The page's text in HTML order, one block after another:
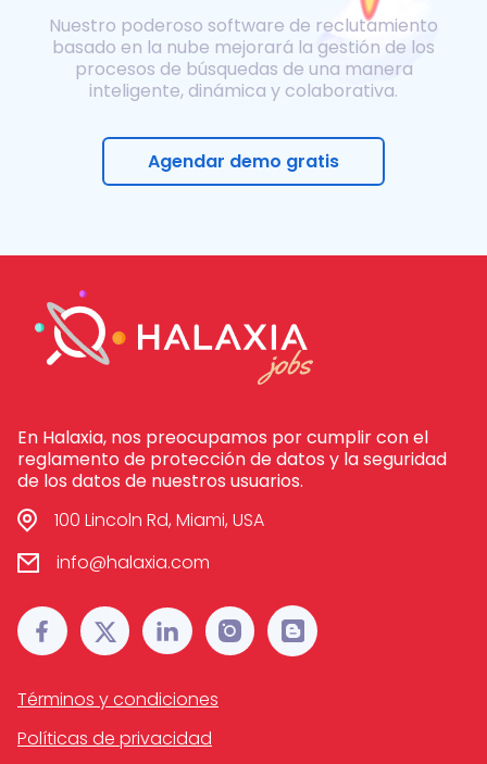
Nuestro poderoso software de reclutamiento
basado en la nube mejorará la gestión de los
procesos de búsquedas de una manera
inteligente, dinámica y colaborativa.
Agendar demo gratis
En Halaxia, nos preocupamos por cumplir con el
reglamento de protección de datos y la seguridad
de los datos de nuestros usuarios.
100 Lincoln Rd, Miami, USA
info@halaxia.com
Términos y condiciones
Políticas de privacidad